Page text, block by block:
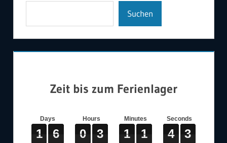
Suchen
Zeit bis zum Ferienlager
Days
1
1
1
1 6
6
6
6
Hours
0
0
0
0 3
3
3
3
Minutes
1
1
1
1 1
1
1
1
Seconds
4
4
4
4 2
3
2
3